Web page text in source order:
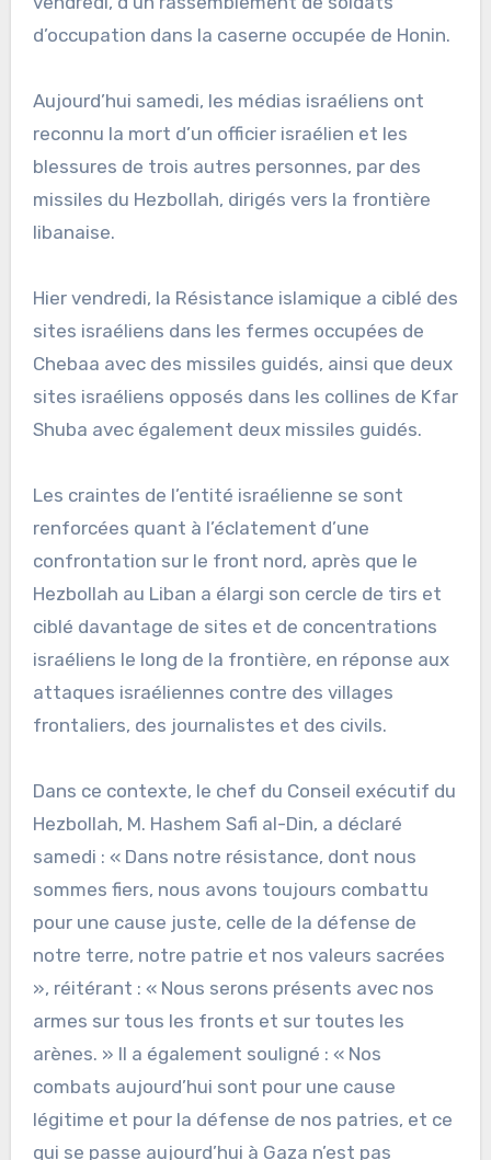
d’occupation dans la caserne occupée de Honin.
Aujourd’hui samedi, les médias israéliens ont
reconnu la mort d’un officier israélien et les
blessures de trois autres personnes, par des
missiles du Hezbollah, dirigés vers la frontière
libanaise.
Hier vendredi, la Résistance islamique a ciblé des
sites israéliens dans les fermes occupées de
Chebaa avec des missiles guidés, ainsi que deux
sites israéliens opposés dans les collines de Kfar
Shuba avec également deux missiles guidés.
Les craintes de l’entité israélienne se sont
renforcées quant à l’éclatement d’une
confrontation sur le front nord, après que le
Hezbollah au Liban a élargi son cercle de tirs et
ciblé davantage de sites et de concentrations
israéliens le long de la frontière, en réponse aux
attaques israéliennes contre des villages
frontaliers, des journalistes et des civils.
Dans ce contexte, le chef du Conseil exécutif du
Hezbollah, M. Hashem Safi al-Din, a déclaré
samedi : « Dans notre résistance, dont nous
sommes fiers, nous avons toujours combattu
pour une cause juste, celle de la défense de
notre terre, notre patrie et nos valeurs sacrées
», réitérant : « Nous serons présents avec nos
armes sur tous les fronts et sur toutes les
arènes. » Il a également souligné : « Nos
combats aujourd’hui sont pour une cause
légitime et pour la défense de nos patries, et ce
qui se passe aujourd’hui à Gaza n’est pas